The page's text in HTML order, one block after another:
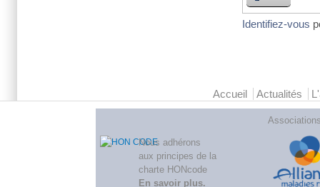
Identifiez-vous
Accueil Actualités
Nous adhérons
aux principes de la
charte HONcode
En savoir plus.